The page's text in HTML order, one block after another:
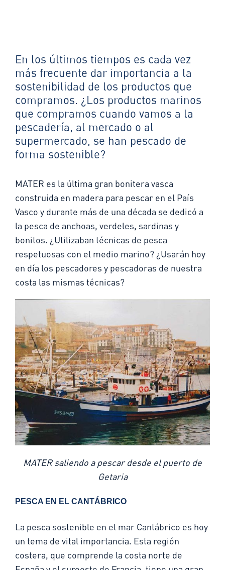
En los últimos tiempos es cada vez
más frecuente dar importancia a la
sostenibilidad de los productos que
compramos. ¿Los productos marinos
que compramos cuando vamos a la
pescadería, al mercado o al
supermercado, se han pescado de
forma sostenible?
MATER es la última gran bonitera vasca
construida en madera para pescar en el País
Vasco y durante más de una década se dedicó a
la pesca de anchoas, verdeles, sardinas y
bonitos. ¿Utilizaban técnicas de pesca
respetuosas con el medio marino? ¿Usarán hoy
en día los pescadores y pescadoras de nuestra
costa las mismas técnicas?
MATER saliendo a pescar desde el puerto de
Getaria
PESCA EN EL CANTÁBRICO
La pesca sostenible en el mar Cantábrico es hoy
un tema de vital importancia. Esta región
costera, que comprende la costa norte de